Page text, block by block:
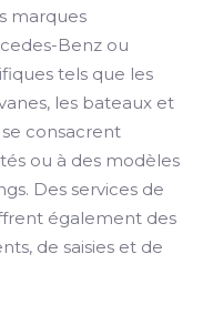
marques
Benz ou
tels que les
les bateaux et
se consacrent
ou à des modèles
Des services de
également des
de saisies et de